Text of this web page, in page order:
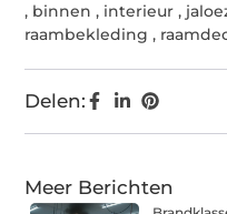
, binnen , interieur ,
raambekleding ,
Delen:
Meer Berichten